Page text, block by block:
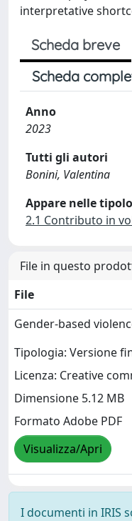
interpretative
Scheda breve
Scheda
Anno
2023
Tutti gli autori
Bonini, Valentina
Appare nelle
2.1 Contributo in
File in questo
File
Gender-based
Tipologia: Versione
Licenza: Creative
Dimensione 5.12 MB
Formato Adobe PDF
Visualizza/Apri
I documenti in IRIS